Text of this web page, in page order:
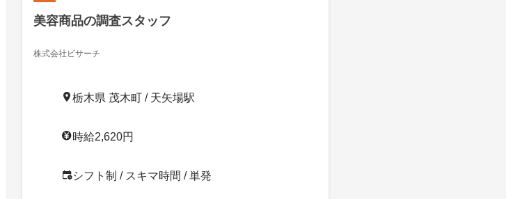
美容商品の調査スタッフ
株式会社ビサーチ
栃木県 茂木町 / 天矢場駅
時給2,620円
シフト制 / スキマ時間 / 単発